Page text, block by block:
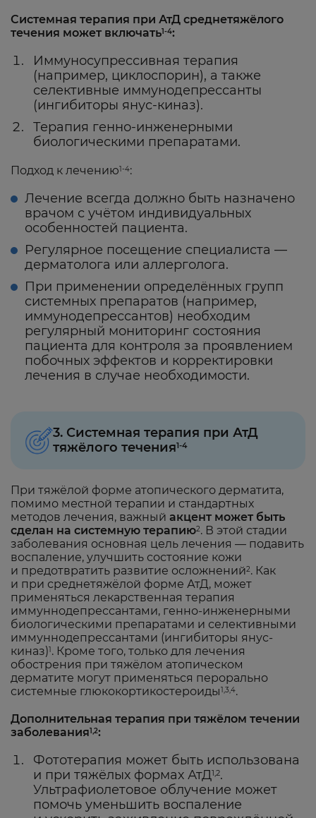
Системная терапия при АтД среднетяжёлого
течения может включать1-4:
Иммуносупрессивная терапия
(например, циклоспорин), а также
селективные иммунодепрессанты
(ингибиторы янус-киназ).
Терапия генно-инженерными
биологическими препаратами.
Подход к лечению1-4:
Лечение всегда должно быть назначено
врачом с учётом индивидуальных
особенностей пациента.
Регулярное посещение специалиста —
дерматолога или аллерголога.
При применении определённых групп
системных препаратов (например,
иммунодепрессантов) необходим
регулярный мониторинг состояния
пациента для контроля за проявлением
побочных эффектов и корректировки
лечения в случае необходимости.
3. Системная терапия при АтД
тяжёлого течения1-4
При тяжёлой форме атопического дерматита,
помимо местной терапии и стандартных
методов лечения, важный акцент может быть
сделан на системную терапию2. В этой стадии
заболевания основная цель лечения — подавить
воспаление, улучшить состояние кожи
и предотвратить развитие осложнений2. Как
и при среднетяжёлой форме АтД, может
применяться лекарственная терапия
иммуннодепрессантами, генно-инженерными
биологическими препаратами и селективными
иммуннодепрессантами (ингибиторы янус-
киназ)1 . Кроме того, только для лечения
обострения при тяжёлом атопическом
дерматите могут применяться перорально
системные глюкокортикостероиды1,3,4.
Дополнительная терапия при тяжёлом течении
заболевания1,2:
Фототерапия может быть использована
и при тяжёлых формах АтД1,2.
Ультрафиолетовое облучение может
помочь уменьшить воспаление